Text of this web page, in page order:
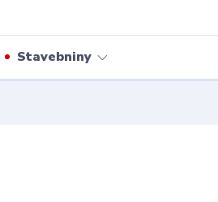
Stavebniny